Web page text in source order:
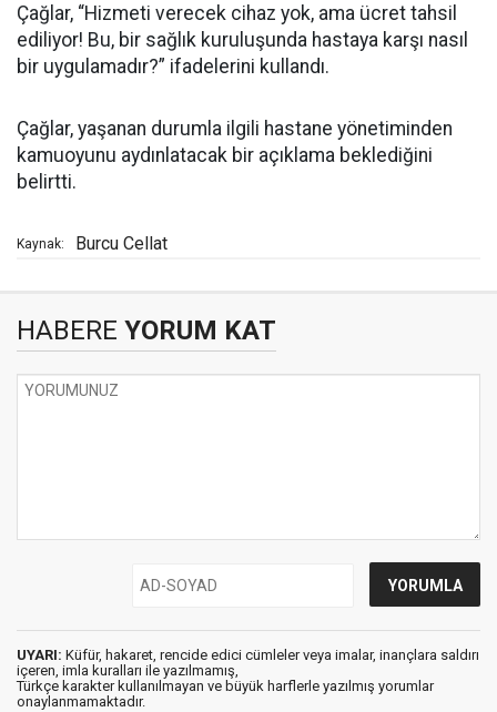
Çağlar, “Hizmeti verecek cihaz yok, ama ücret tahsil
ediliyor! Bu, bir sağlık kuruluşunda hastaya karşı nasıl
bir uygulamadır?” ifadelerini kullandı.
Çağlar, yaşanan durumla ilgili hastane yönetiminden
kamuoyunu aydınlatacak bir açıklama beklediğini
belirtti.
Kaynak: Burcu Cellat
HABERE YORUM KAT
UYARI: Küfür, hakaret, rencide edici cümleler veya imalar, inançlara saldırı
içeren, imla kuralları ile yazılmamış,
Türkçe karakter kullanılmayan ve büyük harflerle yazılmış yorumlar
onaylanmamaktadır.